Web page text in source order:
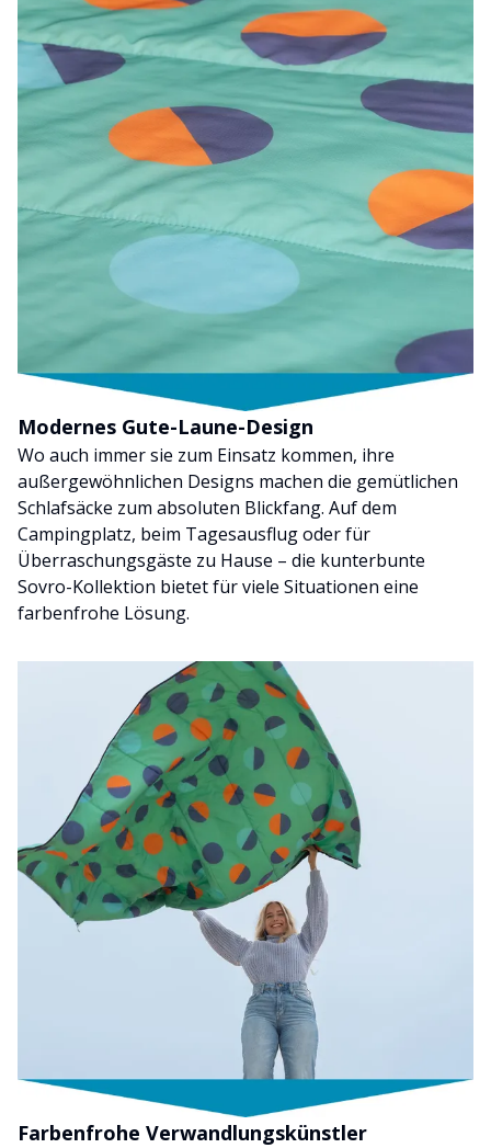
Modernes Gute-Laune-Design
Wo auch immer sie zum Einsatz kommen, ihre
außergewöhnlichen Designs machen die gemütlichen
Schlafsäcke zum absoluten Blickfang. Auf dem
Campingplatz, beim Tagesausflug oder für
Überraschungsgäste zu Hause – die kunterbunte
Sovro-Kollektion bietet für viele Situationen eine
farbenfrohe Lösung.
Farbenfrohe Verwandlungskünstler